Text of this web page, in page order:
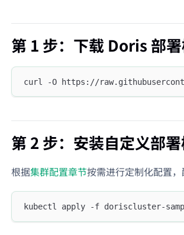
第 1 步：下载 Doris 部
curl -O https://
第 2 步：安装自定义部
根据集群配置章节按需进行定制化配置，
kubectl apply -f doriscluster-